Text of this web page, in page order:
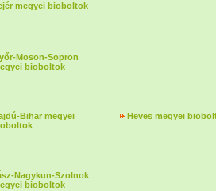
megyei bioboltok
Moson-Sopron
bioboltok
Bihar megyei
Heves megyei
Nagykun-Szolnok
bioboltok